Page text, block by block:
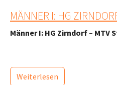
MÄNNER I: HG
Männer I: HG Zirndorf – MTV
Weiterlesen